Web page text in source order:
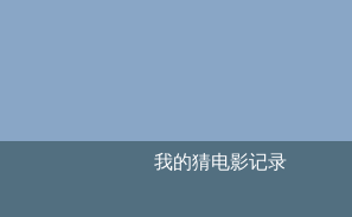
我的猜电影记录